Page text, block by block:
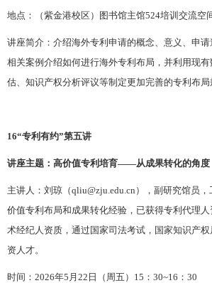
地点：（紫金港校区）图书馆主馆524培训交流空
讲座简介：介绍海外专利申请的概念、意义、申
相关案例介绍如何进行海外专利布局，并利用现
估、知识产权分析评议等制定更加完善的专利布局
16“专利有约”第五讲
讲座主题：高价值专利培育——从成果转化的角度
主讲人：刘琼（qliu@zju.edu.cn），副研究馆员
价值专利布局和成果转化经验，已获得专利代理
术经纪人资质，通过国家司法考试，国家知识产
资人才。
时间： 2026年5 月 22 日（周五 ） 15：30~16：30